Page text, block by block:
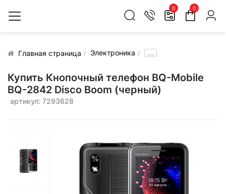
0 0
Главная страница Электроника .....
Купить Кнопочный телефон BQ-Mobile
BQ-2842 Disco Boom (черный)
артикул: 7293628